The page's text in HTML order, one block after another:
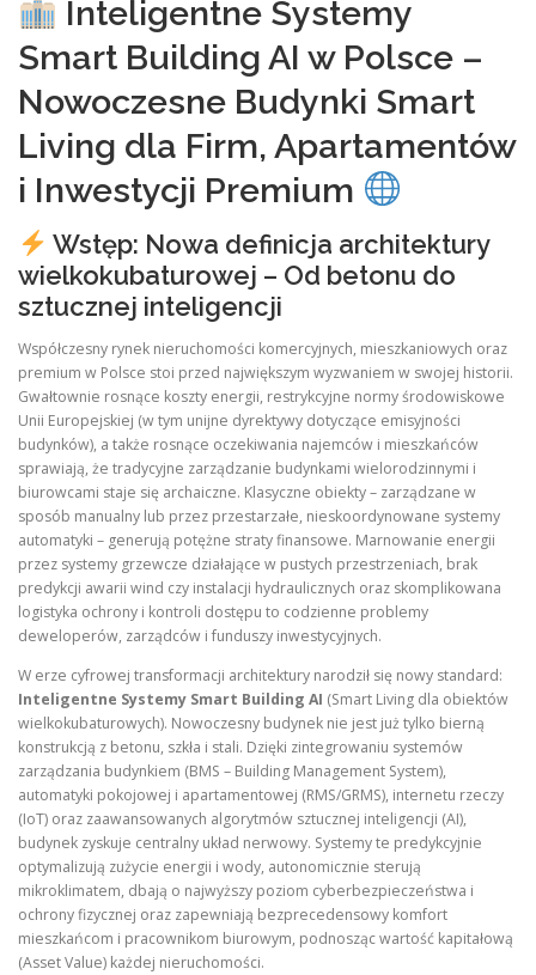
Inteligentne Systemy
Smart Building AI w Polsce –
Nowoczesne Budynki Smart
Living dla Firm, Apartamentów
i Inwestycji Premium
Wstęp: Nowa definicja architektury
wielkokubaturowej – Od betonu do
sztucznej inteligencji
Współczesny rynek nieruchomości komercyjnych, mieszkaniowych oraz
premium w Polsce stoi przed największym wyzwaniem w swojej historii.
Gwałtownie rosnące koszty energii, restrykcyjne normy środowiskowe
Unii Europejskiej (w tym unijne dyrektywy dotyczące emisyjności
budynków), a także rosnące oczekiwania najemców i mieszkańców
sprawiają, że tradycyjne zarządzanie budynkami wielorodzinnymi i
biurowcami staje się archaiczne. Klasyczne obiekty – zarządzane w
sposób manualny lub przez przestarzałe, nieskoordynowane systemy
automatyki – generują potężne straty finansowe. Marnowanie energii
przez systemy grzewcze działające w pustych przestrzeniach, brak
predykcji awarii wind czy instalacji hydraulicznych oraz skomplikowana
logistyka ochrony i kontroli dostępu to codzienne problemy
deweloperów, zarządców i funduszy inwestycyjnych.
W erze cyfrowej transformacji architektury narodził się nowy standard:
Inteligentne Systemy Smart Building AI (Smart Living dla obiektów
wielkokubaturowych). Nowoczesny budynek nie jest już tylko bierną
konstrukcją z betonu, szkła i stali. Dzięki zintegrowaniu systemów
zarządzania budynkiem (BMS – Building Management System),
automatyki pokojowej i apartamentowej (RMS/GRMS), internetu rzeczy
(IoT) oraz zaawansowanych algorytmów sztucznej inteligencji (AI),
budynek zyskuje centralny układ nerwowy. Systemy te predykcyjnie
optymalizują zużycie energii i wody, autonomicznie sterują
mikroklimatem, dbają o najwyższy poziom cyberbezpieczeństwa i
ochrony fizycznej oraz zapewniają bezprecedensowy komfort
mieszkańcom i pracownikom biurowym, podnosząc wartość kapitałową
(Asset Value) każdej nieruchomości.